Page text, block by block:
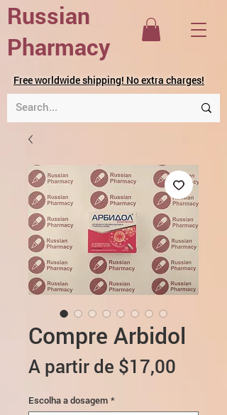
Russian
Pharmacy
Free worldwide shipping! No extra charges!
Compre Arbidol
A partir de $17,00
Escolha a dosagem *